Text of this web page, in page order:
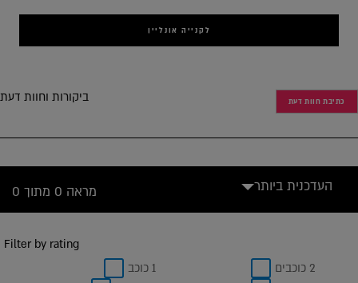
לקנייה אונליין
ביקורות וחוות דעת כתיבת חוות דעת
מראה 0 מתוך 0 העדכנית ביותר
Filter by rating
1 כוכב
2 כוכבים